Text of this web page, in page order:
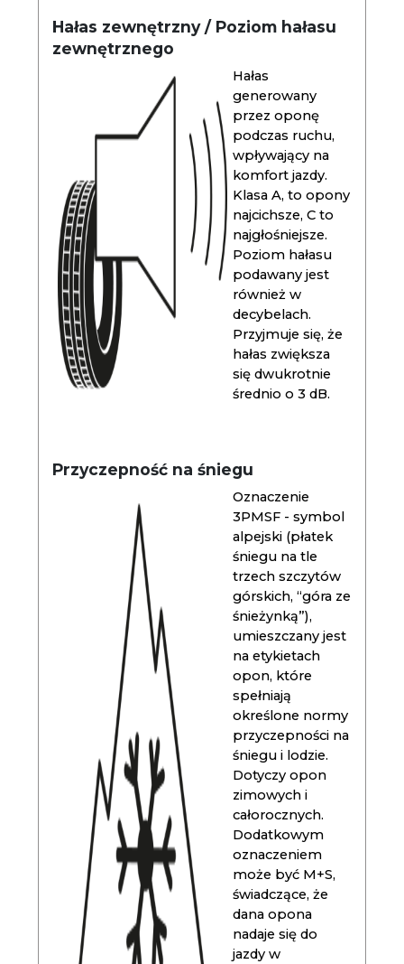
Hałas zewnętrzny / Poziom hałasu
zewnętrznego
Hałas
generowany
przez oponę
podczas ruchu,
wpływający na
komfort jazdy.
Klasa A, to opony
najcichsze, C to
najgłośniejsze.
Poziom hałasu
podawany jest
również w
decybelach.
Przyjmuje się, że
hałas zwiększa
się dwukrotnie
średnio o 3 dB.
Przyczepność na śniegu
Oznaczenie
3PMSF - symbol
alpejski (płatek
śniegu na tle
trzech szczytów
górskich, “góra ze
śnieżynką”),
umieszczany jest
na etykietach
opon, które
spełniają
określone normy
przyczepności na
śniegu i lodzie.
Dotyczy opon
zimowych i
całorocznych.
Dodatkowym
oznaczeniem
może być M+S,
świadczące, że
dana opona
nadaje się do
jazdy w